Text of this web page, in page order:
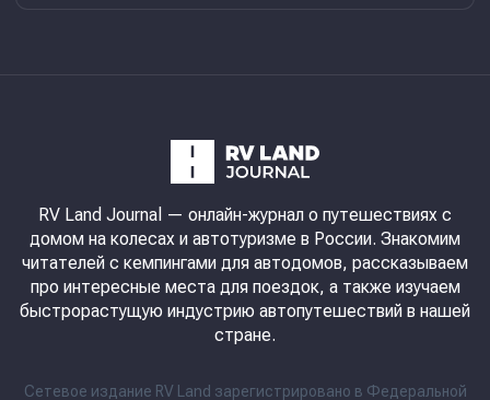
RV Land Journal — онлайн-журнал о путешествиях с
домом на колесах и автотуризме в России. Знакомим
читателей с кемпингами для автодомов, рассказываем
про интересные места для поездок, а также изучаем
быстрорастущую индустрию автопутешествий в нашей
стране.
Сетевое издание RV Land зарегистрировано в Федеральной